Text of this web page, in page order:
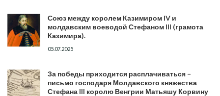
Союз между королем Казимиром IV и
молдавским воеводой Стефаном III (грамота
Казимира).
05.07.2025
За победы приходится расплачиваться –
письмо господаря Молдавского княжества
Стефана III королю Венгрии Матьяшу Корвину